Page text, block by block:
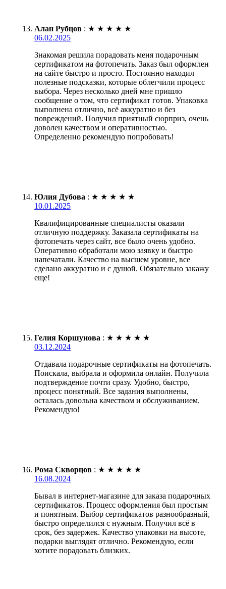
Алан Рубцов : ★ ★ ★ ★ ★
06.02.2025
Знакомая решила порадовать меня подарочным
сертификатом на фотопечать. Заказ был оформлен
на сайте быстро и просто. Постоянно находил
полезные подсказки, которые облегчили процесс
выбора. Через несколько дней мне пришло
сообщение о том, что сертификат готов. Упаковка
выполнена отлично, всё аккуратно и без
повреждений. Получил приятный сюрприз, очень
доволен качеством и оперативностью.
Определенно рекомендую попробовать!
Юлия Дубова : ★ ★ ★ ★ ★
10.01.2025
Квалифицированные специалисты оказали
отличную поддержку. Заказала сертификаты на
фотопечать через сайт, все было очень удобно.
Оперативно обработали мою заявку и быстро
напечатали. Качество на высшем уровне, все
сделано аккуратно и с душой. Обязательно закажу
еще!
Гелия Коршунова : ★ ★ ★ ★ ★
03.12.2024
Отдавала подарочные сертификаты на фотопечать.
Поискала, выбрала и оформила онлайн. Получила
подтверждение почти сразу. Удобно, быстро,
процесс понятный. Все задания выполнены,
осталась довольна качеством и обслуживанием.
Рекомендую!
Рома Скворцов : ★ ★ ★ ★ ★
16.08.2024
Бывал в интернет-магазине для заказа подарочных
сертификатов. Процесс оформления был простым
и понятным. Выбор сертификатов разнообразный,
быстро определился с нужным. Получил всё в
срок, без задержек. Качество упаковки на высоте,
подарки выглядят отлично. Рекомендую, если
хотите порадовать близких.